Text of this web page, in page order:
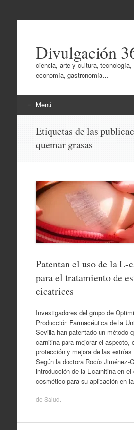
Divulgación
ciencia, arte y cultura, tecnología,
economía, gastronomía…
Menú
contenido
Etiquetas de las
quemar grasas
Patentan el uso de la L-
para el tratamiento de
cicatrices
Investigadores del grupo de
Producción Farmacéutica de la
Sevilla han patentado un método
carnitina para mejorar el aspecto,
protección y mejora de las
Según la doctora Rocío Jiménez-
introducción de la L-carnitina en el
cosmético para su aplicación en
de Salud